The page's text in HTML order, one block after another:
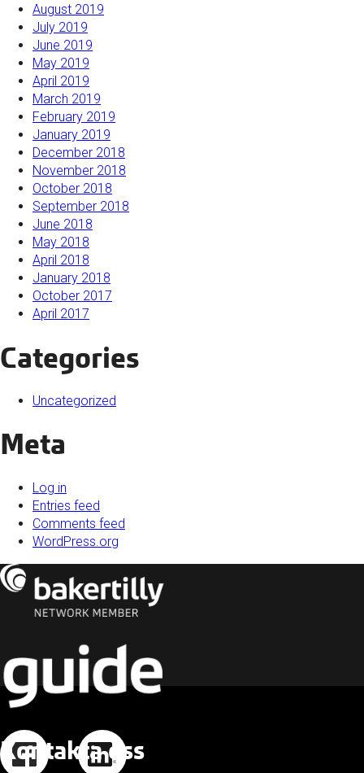
August 2019
July 2019
June 2019
May 2019
April 2019
March 2019
February 2019
January 2019
December 2018
November 2018
October 2018
September 2018
June 2018
May 2018
April 2018
January 2018
October 2017
April 2017
Categories
Uncategorized
Meta
Log in
Entries feed
Comments feed
WordPress.org
Kontakta oss